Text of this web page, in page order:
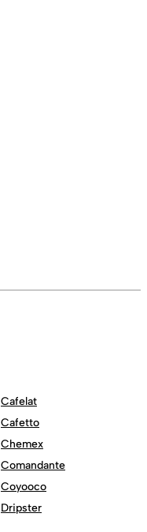
Cafelat
Cafetto
Chemex
Comandante
Coyooco
Dripster